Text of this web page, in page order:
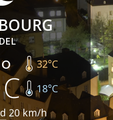
32°C
18°C
20km/h